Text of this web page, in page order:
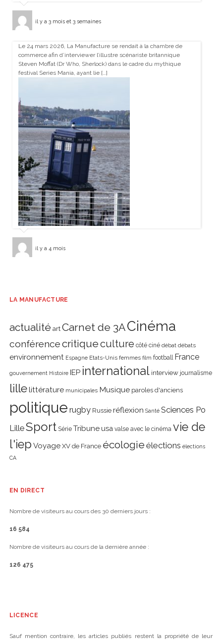
il y a 3 mois et 3 semaines
Le 24 mars 2026, La Manufacture se rendait à la chambre de
commerce afin d’interviewer l’illustre scénariste britannique
Steven Moffat (Dr Who, Sherlock) dans le cadre du mythique
festival Series Mania, ayant lie […]
il y a 4 mois
LA MANUFACTURE
actualité art Carnet de 3ACinéma
conférencecritiqueculture côté ciné débat débats
environnement Espagne Etats-Unis femmes film football France
gouvernement Histoire IEP international interview journalisme
lillelittérature municipales Musique paroles d'anciens
politique rugby Russie réflexion Santé Sciences Po
LilleSport Série Tribune usa valse avec le cinéma vie de
l'iep Voyage XV de France écologie élections élections
CA
EN DIRECT
Nombre de visiteurs au cours des 30 derniers jours :
16 584
Nombre de visiteurs au cours de la dernière année :
126 475
LICENCE
Sauf mention contraire, les articles publiés restent la propriété de leur